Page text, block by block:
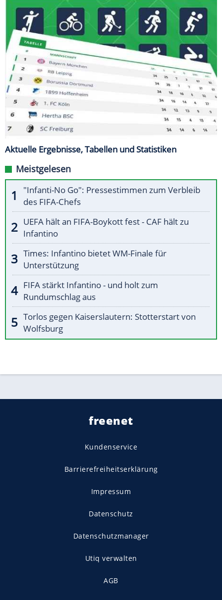
Aktuelle Ergebnisse, Tabellen und Statistiken
Meistgelesen
"Infanti-No Go": Pressestimmen zum Verbleib
des FIFA-Chefs
UEFA hält an FIFA-Boykott fest - CAF hält zu
Infantino
Times: Infantino bietet WM-Finale für
Unterstützung
FIFA stärkt Infantino - und holt zum
Rundumschlag aus
Torlos gegen Kaiserslautern: Stotterstart von
Wolfsburg
freenet
Kundenservice
Barrierefreiheitserklärung
Impressum
Datenschutz
Datenschutzmanager
Utiq verwalten
AGB